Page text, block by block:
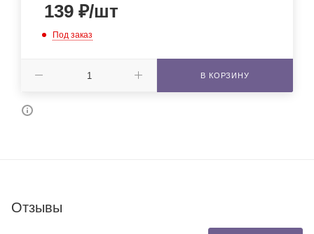
139 ₽/шт
Под заказ
В КОРЗИНУ
Отзывы